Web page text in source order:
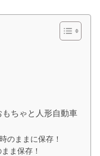
ちゃと人形自動車
のままに保存！
ま保存！